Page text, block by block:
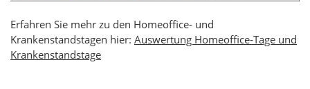
Erfahren Sie mehr zu den Homeoffice- und
Krankenstandstagen hier: Auswertung Homeoffice-Tage und
Krankenstandstage